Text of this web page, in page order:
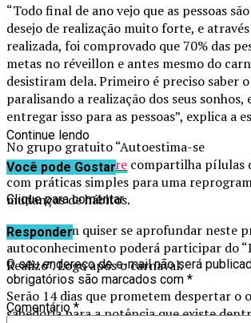
“Todo final de ano vejo que as pessoas
desejo de realização muito forte, e
realizada, foi comprovado que 70% das
metas no réveillon e antes mesmo do
desistiram dela. Primeiro é preciso saber
paralisando a realização dos seus sonhos,
entregar isso para as pessoas”, explica a
No grupo gratuito “Autoestima-se
diário”jubeautyecare compartilha pílulas
com práticas simples para uma
mudanças de hábitos.
Agora, quem quiser se aprofundar neste
autoconhecimento poderá participar do
Realizo”. Logo após o carnaval.
Serão 14 dias que prometem despertar o
sabedoria para a potência que existe
Continue lendo
Você pode Gostar
Clique para comentar
Responder
O seu endereço de e-mail não será
obrigatórios são marcados com *
Comentário *